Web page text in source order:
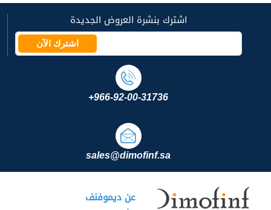
اشترك بنشرة العروض الجديدة
اشترك الآن
+966-92-00-31736
sales@dimofinf.sa
عن ديموفنف